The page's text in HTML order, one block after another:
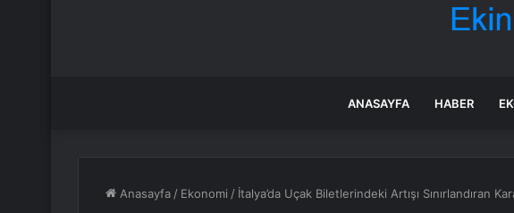
ANASAYFA HABER
Anasayfa / Ekonomi / İtalya’da Uçak Biletlerindeki Artışı Sınırlandıran